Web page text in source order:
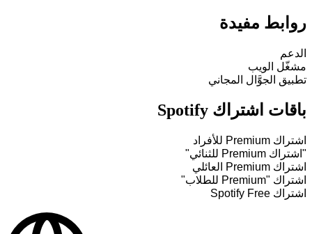
روابط مفيدة
الدعم
مشغّل الويب
تطبيق الجوَّال المجاني
باقات اشتراك Spotify
اشتراك Premium للأفراد
"اشتراك Premium للثنائي"
اشتراك Premium العائلي
اشتراك "Premium للطلاب"
اشتراك Spotify Free